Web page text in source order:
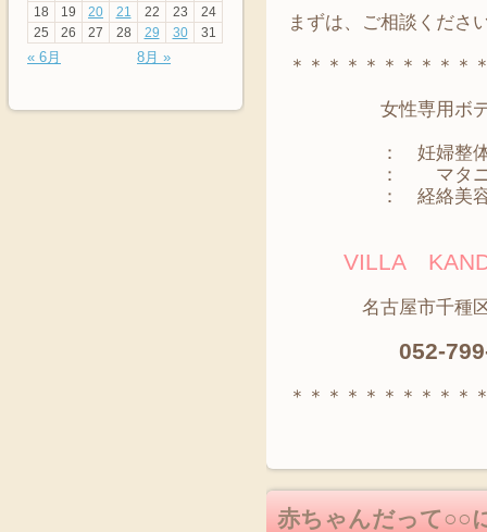
« 6月 8月 »
18
19 20 21 22 23
24
25
26 27 28 29 30 31 まずは、ご相談くださ
＊＊＊＊＊＊＊＊＊＊
女性専用ボディ
： 妊婦整体・
： マタニ
： 経絡美容
VILLA
名古屋市千種区
052-
＊＊＊＊＊＊＊＊＊＊
赤ちゃんだって○○